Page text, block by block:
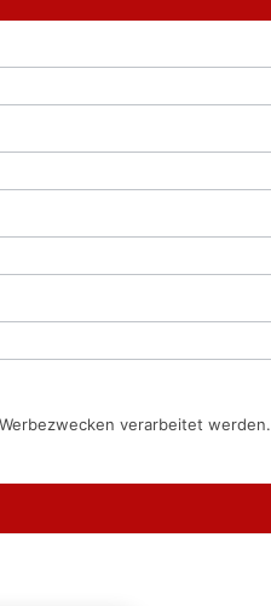
verarbeitet werden.